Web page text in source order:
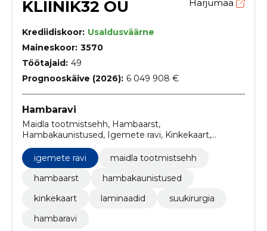
KLIINIK32 OÜ Harjumaa
Krediidiskoor: Usaldusväärne
Maineskoor: 3570
Töötajaid: 49
Prognooskäive (2026): 6 049 908 €
Hambaravi
Maidla tootmistsehh, Hambaarst,
Hambakaunistused, Igemete ravi, Kinkekaart,
Laminaadid, suukirurgia
igemete ravi
maidla tootmistsehh
hambaarst
hambakaunistused
kinkekaart
laminaadid
suukirurgia
hambaravi